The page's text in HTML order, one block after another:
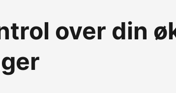
over din